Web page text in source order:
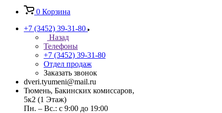
0 Корзина
+7 (3452) 39-31-80
Назад
Телефоны
+7 (3452) 39-31-80
Отдел продаж
Заказать звонок
dveri.tyumeni@mail.ru
Тюмень, Бакинских комиссаров,
5к2 (1 Этаж)
Пн. – Вс.: с 9:00 до 19:00